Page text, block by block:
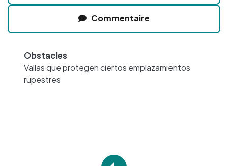
Commentaire
Obstacles
Vallas que protegen ciertos emplazamientos
rupestres